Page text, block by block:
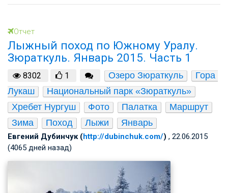
Отчет
Лыжный поход по Южному Уралу.
Зюраткуль. Январь 2015. Часть 1
8302 1 Озеро Зюраткуль
Гора
Лукаш
Национальный парк «Зюраткуль»
Хребет Нургуш
Фото Палатка
Маршрут
Зима
Поход Лыжи Январь
Евгений Дубинчук (http://dubinchuk.com/) , 22.06.2015
(4065 дней назад)